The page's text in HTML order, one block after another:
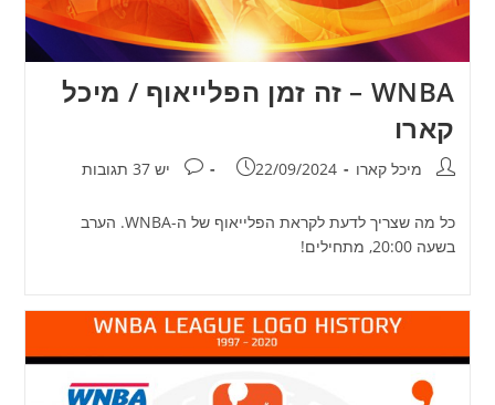
WNBA – זה זמן הפלייאוף / מיכל
קארו
מחבר:מיכל קארו פורסם:
22/09/2024 תגובות:
יש 37 תגובות
כל מה שצריך לדעת לקראת הפלייאוף של ה-WNBA. הערב
בשעה 20:00, מתחילים!